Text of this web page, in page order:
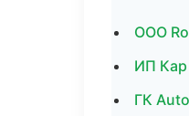
ООО
ИП
ГК